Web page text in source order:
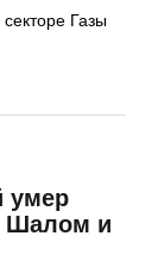
Газы
умер
Шалом и